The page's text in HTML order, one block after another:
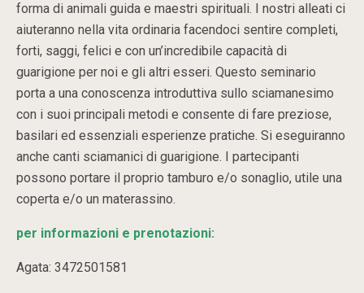
forma di animali guida e maestri spirituali. I nostri alleati ci
aiuteranno nella vita ordinaria facendoci sentire completi,
forti, saggi, felici e con un’incredibile capacità di
guarigione per noi e gli altri esseri. Questo seminario
porta a una conoscenza introduttiva sullo sciamanesimo
con i suoi principali metodi e consente di fare preziose,
basilari ed essenziali esperienze pratiche. Si eseguiranno
anche canti sciamanici di guarigione. I partecipanti
possono portare il proprio tamburo e/o sonaglio, utile una
coperta e/o un materassino.
per informazioni e prenotazioni:
Agata: 3472501581